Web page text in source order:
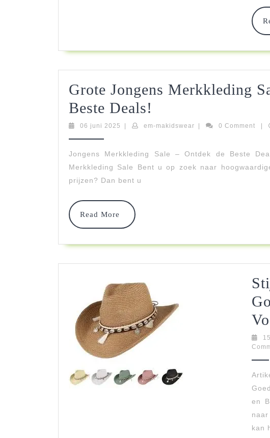
Grote Jongens Merkkleding
Beste Deals!
Jongens
Sale:
06 juni 2025 06
em-makidswearem-
0 Comment
Jongens Merkkleding Sale – Ontdek de Beste
Merkkleding Sale Bent u op zoek naar
prijzen? Dan bent u
Read More
Read
More
en
kan